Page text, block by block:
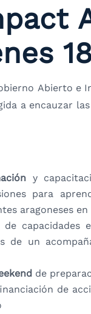
Abierto
a encauzar
y
para
aragoneses
capacidades
de un
de
de